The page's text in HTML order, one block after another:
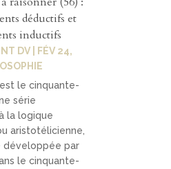
déductifs et
inductifs
DV
FÉV 24,
le cinquante-
série
la logique
aristotélicienne,
développée par
le cinquante-